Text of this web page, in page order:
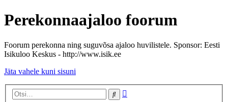
Perekonnaajaloo foorum
Foorum perekonna ning suguvõsa ajaloo huvilistele. Sponsor: Eesti
Isikuloo Keskus - http://www.isik.ee
Jäta vahele kuni sisuni
Otsi